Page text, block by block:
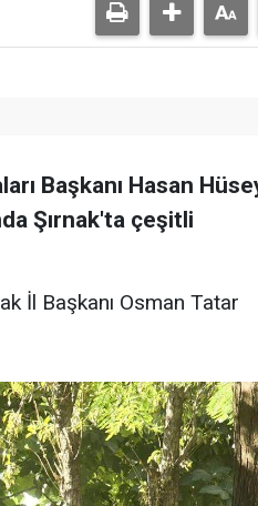
Başkanı Hasan
Şırnak'ta çeşitli
İl Başkanı Osman Tatar